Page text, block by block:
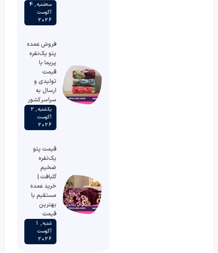
سه‌شنبه , 4
آگوست
2026
فروش عمده
پتو یک‌نفره
پریما با
قیمت
تولیدی و
ارسال به
سراسر کشور
یکشنبه , 2
آگوست
2026
قیمت پتو
یک‌نفره
ضخیم
گلبافت |
خرید عمده
مستقیم با
بهترین
قیمت
شنبه , 1
آگوست
2026